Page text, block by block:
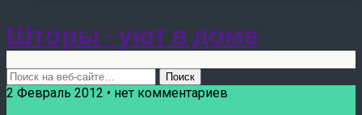
Шторы - уют в доме
2 Февраль 2012 • нет комментариев